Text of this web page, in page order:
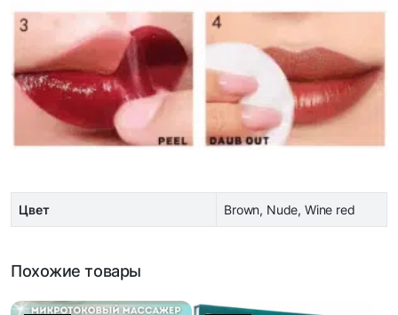
Цвет Brown, Nude, Wine red
Похожие товары